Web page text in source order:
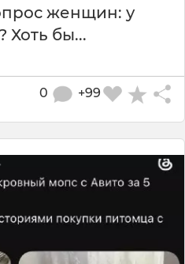
женщин: у
Хоть бы...
+99
0